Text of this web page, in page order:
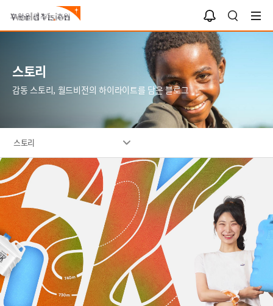
검
색
알
림
함
스토리
감동 스토리, 월드비전의 하이라이트를 담은 블로그
스토리
깨
끗
한
물
을
선
물
하
는
6
K